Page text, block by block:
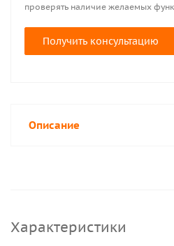
проверять наличие желаемых
Получить консультацию
Описание
Характеристики